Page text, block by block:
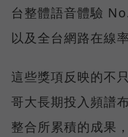
台整體語音體驗
以及全台網路在線
這些獎項反映的不
哥大長期投入頻譜
整合所累積的成果